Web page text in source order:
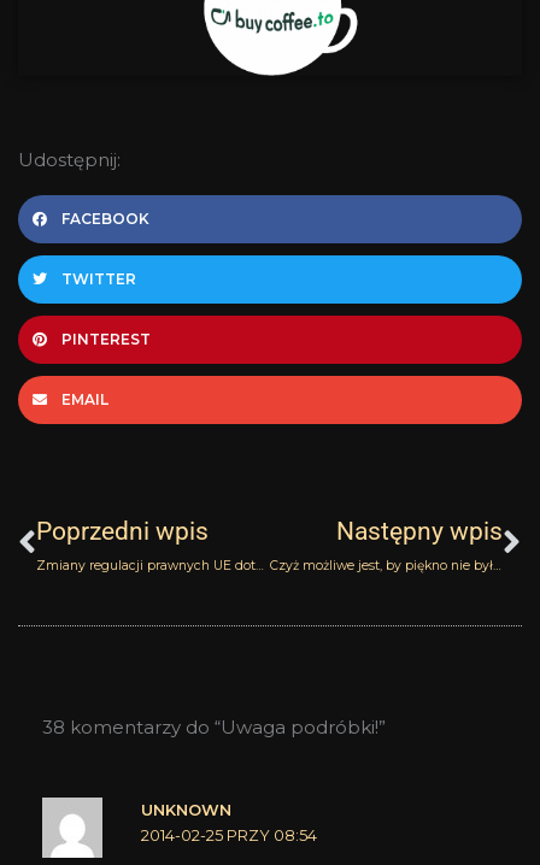
Udostępnij:
FACEBOOK
TWITTER
PINTEREST
EMAIL
Poprzedni wpis
Zmiany regulacji prawnych UE dotyczących składników perfumeryjnych – zapowiedź cyklu publikacji oraz skoordynowanych działań
Następny wpis
Czyż możliwe jest, by piękno nie było dobre? Casbah Robert Piguet
38 komentarzy do “Uwaga podróbki!”
UNKNOWN
2014-02-25 PRZY 08:54